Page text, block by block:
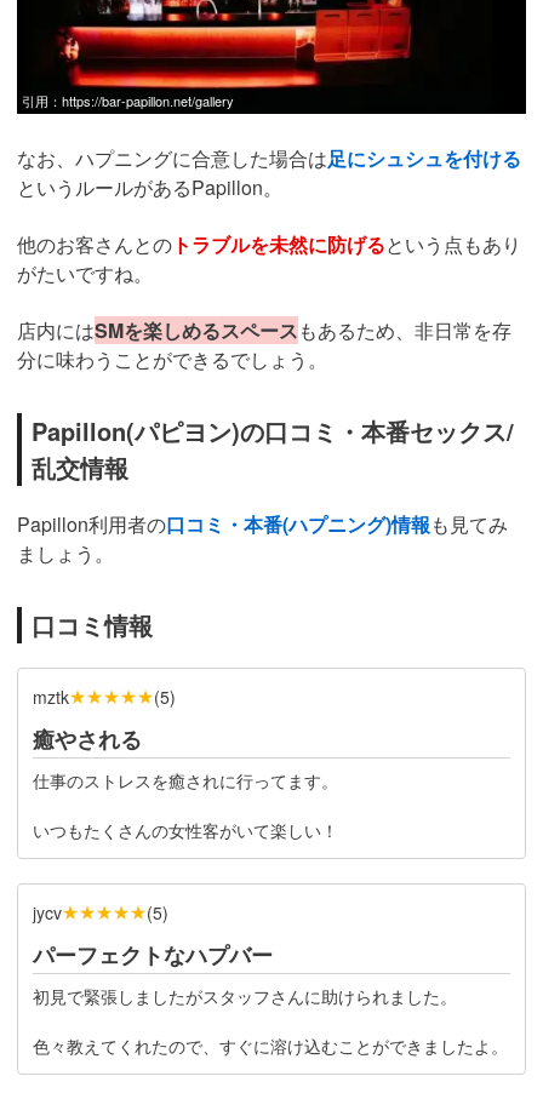
引用： https://bar-papillon.net/gallery
なお、ハプニングに合意した場合は足にシュシュを付ける
というルールがあるPapillon。
他のお客さんとの トラブルを未然に防げるという点もあり
がたいですね。
店内にはSMを楽しめるスペースもあるため、非日常を存
分に味わうことができるでしょう。
Papillon(パピヨン)の口コミ・本番セックス/
乱交情報
Papillon利用者の口コミ・本番(ハプニング)情報も見てみ
ましょう。
口コミ情報
mztk★★★★★(5)
癒やされる
仕事のストレスを癒されに行ってます。
いつもたくさんの女性客がいて楽しい！
jycv★★★★★(5)
パーフェクトなハプバー
初見で緊張しましたがスタッフさんに助けられました。
色々教えてくれたので、すぐに溶け込むことができましたよ。